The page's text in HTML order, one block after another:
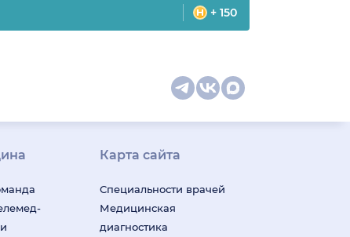
+ 150
Карта сайта
Специальности врачей
Медицинская
диагностика